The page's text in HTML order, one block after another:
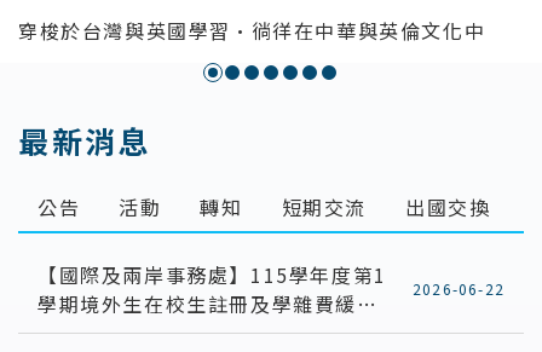
境外學生無證打工屬非法行為
:::
最新消息
公告 活動 轉知 短期交流 出國交換
【國際及兩岸事務處】115學年度第1
學期境外生在校生註冊及學雜費緩繳
(分期)程序
2026-06-22